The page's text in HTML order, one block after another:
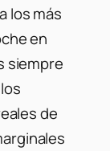
los más
en
siempre
de